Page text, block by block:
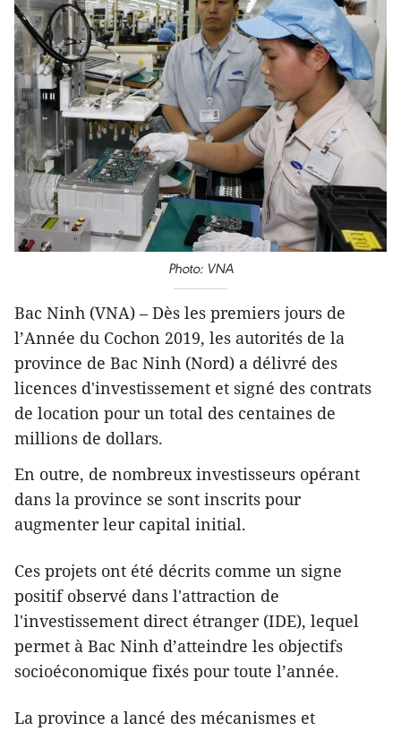
Photo: VNA
Bac Ninh (VNA) – Dès les premiers jours de
l’Année du Cochon 2019, les autorités de la
province de Bac Ninh (Nord) a délivré des
licences d'investissement et signé des contrats
de location pour un total des centaines de
millions de dollars.
En outre, de nombreux investisseurs opérant
dans la province se sont inscrits pour
augmenter leur capital initial.
Ces projets ont été décrits comme un signe
positif observé dans l'attraction de
l'investissement direct étranger (IDE), lequel
permet à Bac Ninh d’atteindre les objectifs
socioéconomique fixés pour toute l’année.
La province a lancé des mécanismes et